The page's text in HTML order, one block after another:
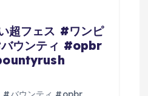
超フェス #ワンピ
ウンティ #opbr